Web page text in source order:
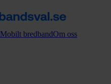
Mobilt bredbandOm oss